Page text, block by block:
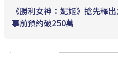
《勝利女神：妮姬》搶先釋
事前預約破250萬